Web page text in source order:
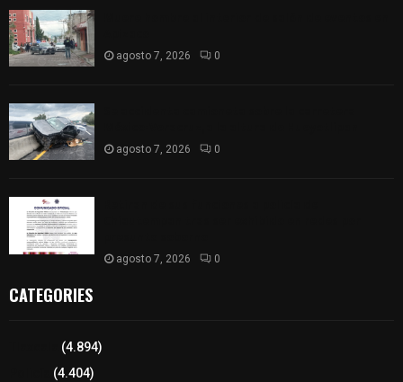
agosto 7, 2026 0
agosto 7, 2026 0
agosto 7, 2026 0
CATEGORIES
(4.894)
(4.404)